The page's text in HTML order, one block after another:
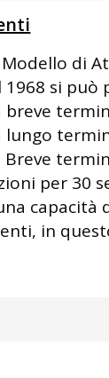
di
si può
breve
lungo
per 30
capacità
in